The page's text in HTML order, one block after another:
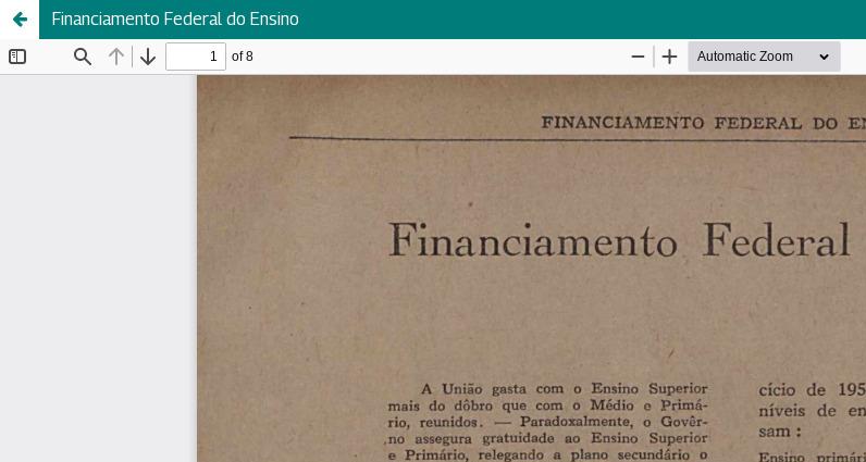
Financiamento Federal do Ensino